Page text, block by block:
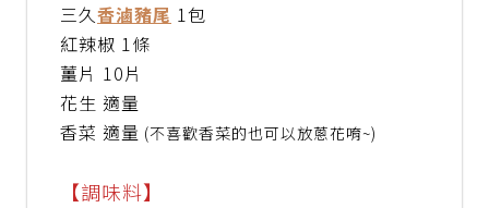
三久香滷豬尾 1包
紅辣椒 1條
薑片 10片
花生 適量
香菜 適量 (不喜歡香菜的也可以放蔥花唷~)
【調味料】